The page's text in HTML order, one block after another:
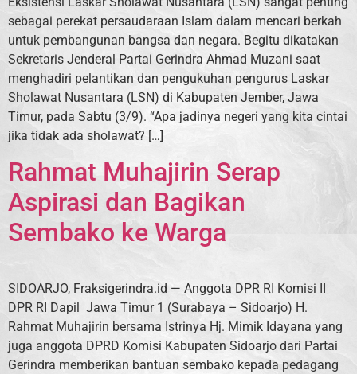
sebagai perekat persaudaraan Islam dalam mencari berkah
untuk pembangunan bangsa dan negara. Begitu dikatakan
Sekretaris Jenderal Partai Gerindra Ahmad Muzani saat
menghadiri pelantikan dan pengukuhan pengurus Laskar
Sholawat Nusantara (LSN) di Kabupaten Jember, Jawa
Timur, pada Sabtu (3/9). “Apa jadinya negeri yang kita cintai
jika tidak ada sholawat? […]
Rahmat Muhajirin Serap
Aspirasi dan Bagikan
Sembako ke Warga
SIDOARJO, Fraksigerindra.id — Anggota DPR RI Komisi II
DPR RI Dapil Jawa Timur 1 (Surabaya – Sidoarjo) H.
Rahmat Muhajirin bersama Istrinya Hj. Mimik Idayana yang
juga anggota DPRD Komisi Kabupaten Sidoarjo dari Partai
Gerindra memberikan bantuan sembako kepada pedagang